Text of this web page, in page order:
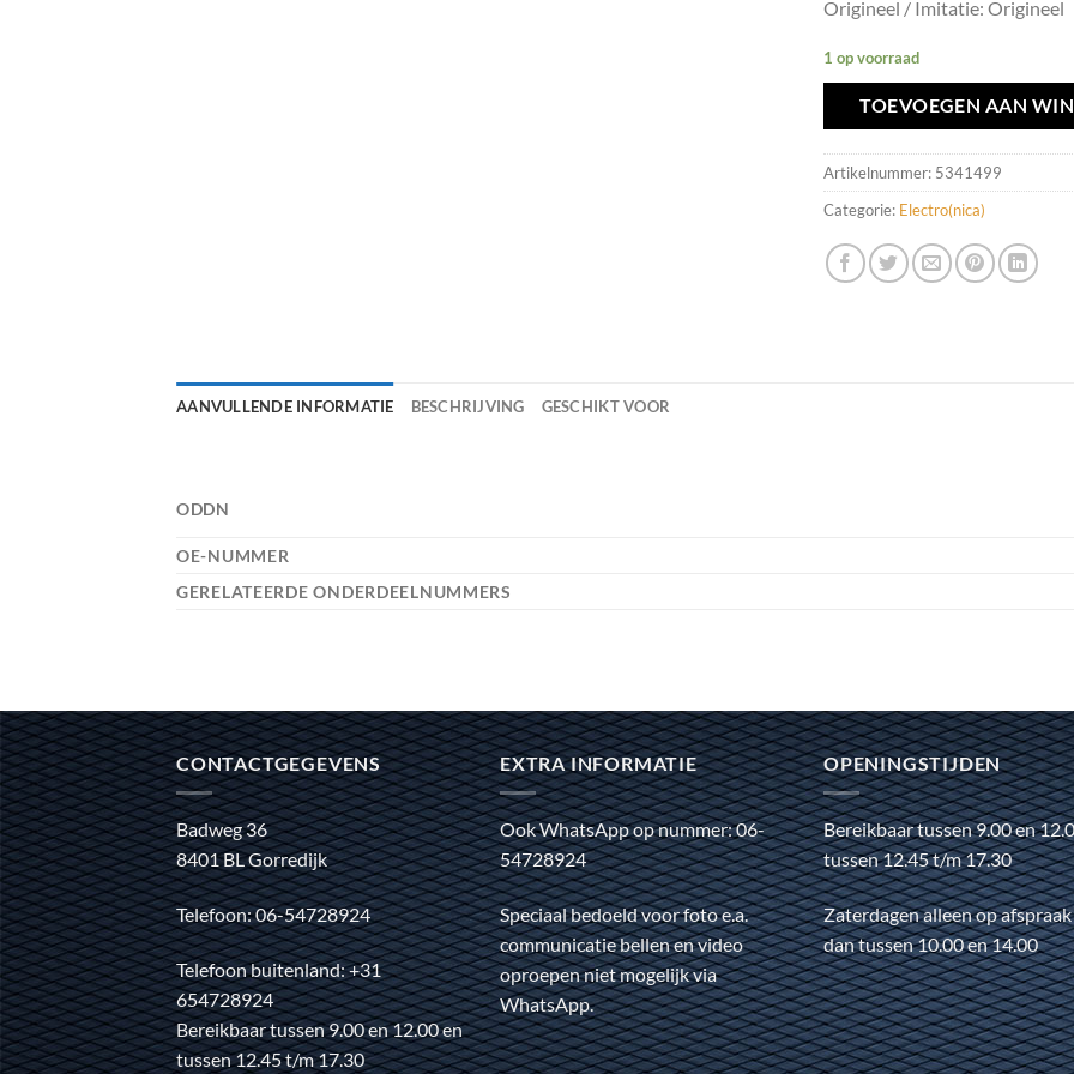
Origineel / Imitatie: Origineel
1 op voorraad
TOEVOEGEN AAN
Artikelnummer: 5341499
Categorie: Electro(nica)
AANVULLENDE INFORMATIE BESCHRIJVING GESCHIKT VOOR
ODDN
OE-NUMMER
GERELATEERDE ONDERDEELNUMMERS
CONTACTGEGEVENS
Badweg 36
8401 BL Gorredijk
Telefoon: 06-54728924
Telefoon buitenland: +31
654728924
Bereikbaar tussen 9.00 en 12.00 en
tussen 12.45 t/m 17.30
EXTRA INFORMATIE
Ook WhatsApp op nummer: 06-
54728924
Speciaal bedoeld voor foto e.a.
communicatie bellen en video
oproepen niet mogelijk via
WhatsApp.
OPENINGSTIJDEN
Bereikbaar tussen 9.00 en
tussen 12.45 t/m 17.30
Zaterdagen alleen op
dan tussen 10.00 en 14.00